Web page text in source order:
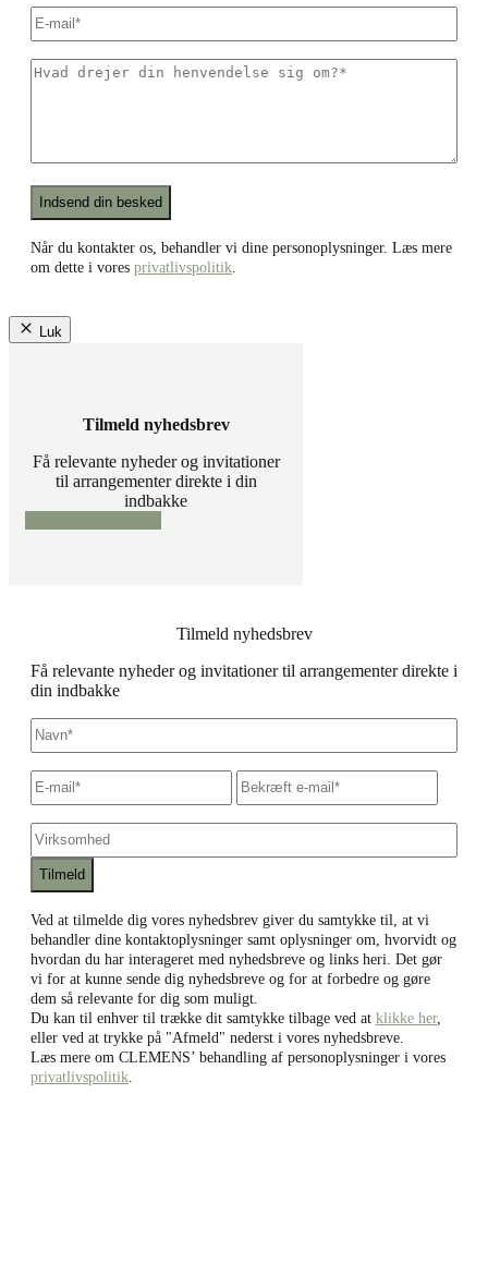
E-
mail*
Hvad
om?
*Recaptcha
Når du kontakter os, behandler vi dine personoplysninger. Læs mere
om dette i vores privatlivspolitik
Luk
Tilmeld nyhedsbrev
Få relevante nyheder og invitationer
til arrangementer direkte i din
indbakke
Tilmeld nyhedsbrev
Få relevante nyheder og invitationer til arrangementer direkte i
din indbakke
Navn *
E-
mail*
Skriv
e-
Virksomhed
Ved at tilmelde dig vores nyhedsbrev giver du samtykke til, at vi
behandler dine kontaktoplysninger samt oplysninger om, hvorvidt og
hvordan du har interageret med nyhedsbreve og links heri. Det gør
vi for at kunne sende dig nyhedsbreve og for at forbedre og gøre
dem så relevante for dig som muligt.
Du kan til enhver til trække dit samtykke tilbage ved at klikke her,
eller ved at trykke på "Afmeld" nederst i vores nyhedsbreve.
Læs mere om CLEMENS’ behandling af personoplysninger i vores
privatlivspolitik